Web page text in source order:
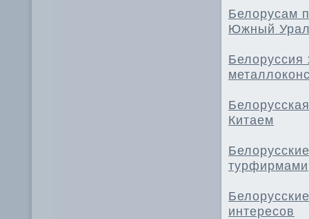
Белорусам
Южный
Белоруссия
Китаем
турфирмами
интересов